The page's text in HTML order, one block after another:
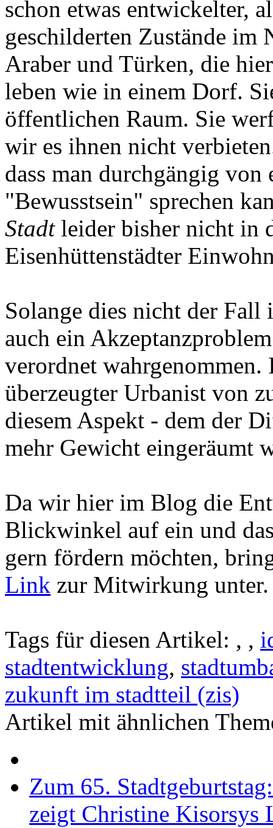
schon etwas entwickelter,
geschilderten Zustände
Araber und Türken, die
leben wie in einem Dorf.
öffentlichen Raum. Sie
wir es ihnen nicht
dass man durchgängig von
"Bewusstsein" sprechen
Stadtleider bisher nicht in
Eisenhüttenstädter
Solange dies nicht der
auch ein
verordnet
überzeugter Urbanist von
diesem Aspekt - dem der
mehr Gewicht eingeräumt
Da wir hier im Blog die
Blickwinkel auf ein und
gern fördern möchten,
Link zur Mitwirkung
Tags für diesen Artikel: , ,
stadtentwicklung,
zukunft im stadtteil (zis)
Artikel mit ähnlichen
Zum 65.
zeigt Christine Kisorsys